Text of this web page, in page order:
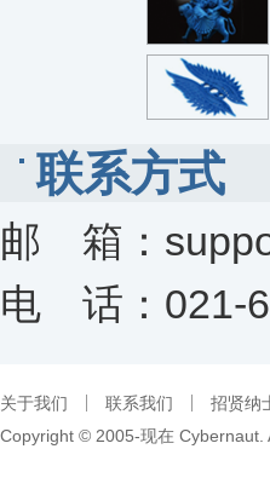
联系方式
邮 箱：
电 话：021-
关于我们 联系我们 招贤纳
Copyright © 2005-现在 Cybernaut.